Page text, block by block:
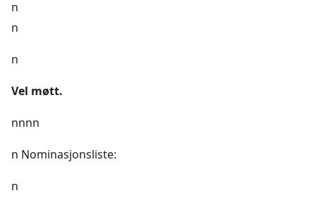
n
n
n
Vel møtt.
nnnn
n Nominasjonsliste:
n